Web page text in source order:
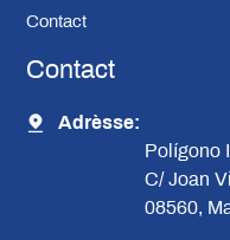
Contact
Contact
Adrèsse:
Polígono
C/ Joan
08560,